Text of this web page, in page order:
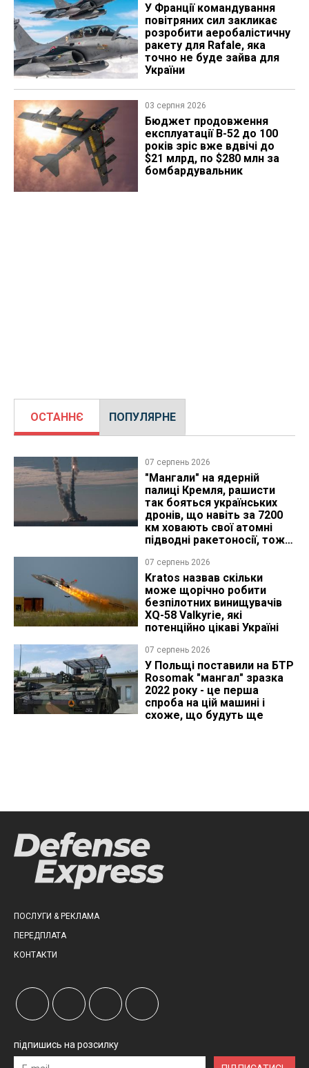
У Франції командування
повітряних сил закликає
розробити аеробалістичну
ракету для Rafale, яка
точно не буде зайва для
України
03 серпня 2026
Бюджет продовження
експлуатації B-52 до 100
років зріс вже вдвічі до
$21 млрд, по $280 млн за
бомбардувальник
ОСТАННЄ ПОПУЛЯРНЕ
07 серпень 2026
"Мангали" на ядерній
палиці Кремля, рашисти
так бояться українських
дронів, що навіть за 7200
км ховають свої атомні
підводні ракетоносії, тож
07 серпень 2026
Kratos назвав скільки
може щорічно робити
безпілотних винищувачів
XQ-58 Valkyrie, які
потенційно цікаві Україні
07 серпень 2026
У Польщі поставили на БТР
Rosomak "мангал" зразка
2022 року - це перша
спроба на цій машині і
схоже, що будуть ще
ПОСЛУГИ & РЕКЛАМА
ПЕРЕДПЛАТА
КОНТАКТИ
підпишись на розсилку